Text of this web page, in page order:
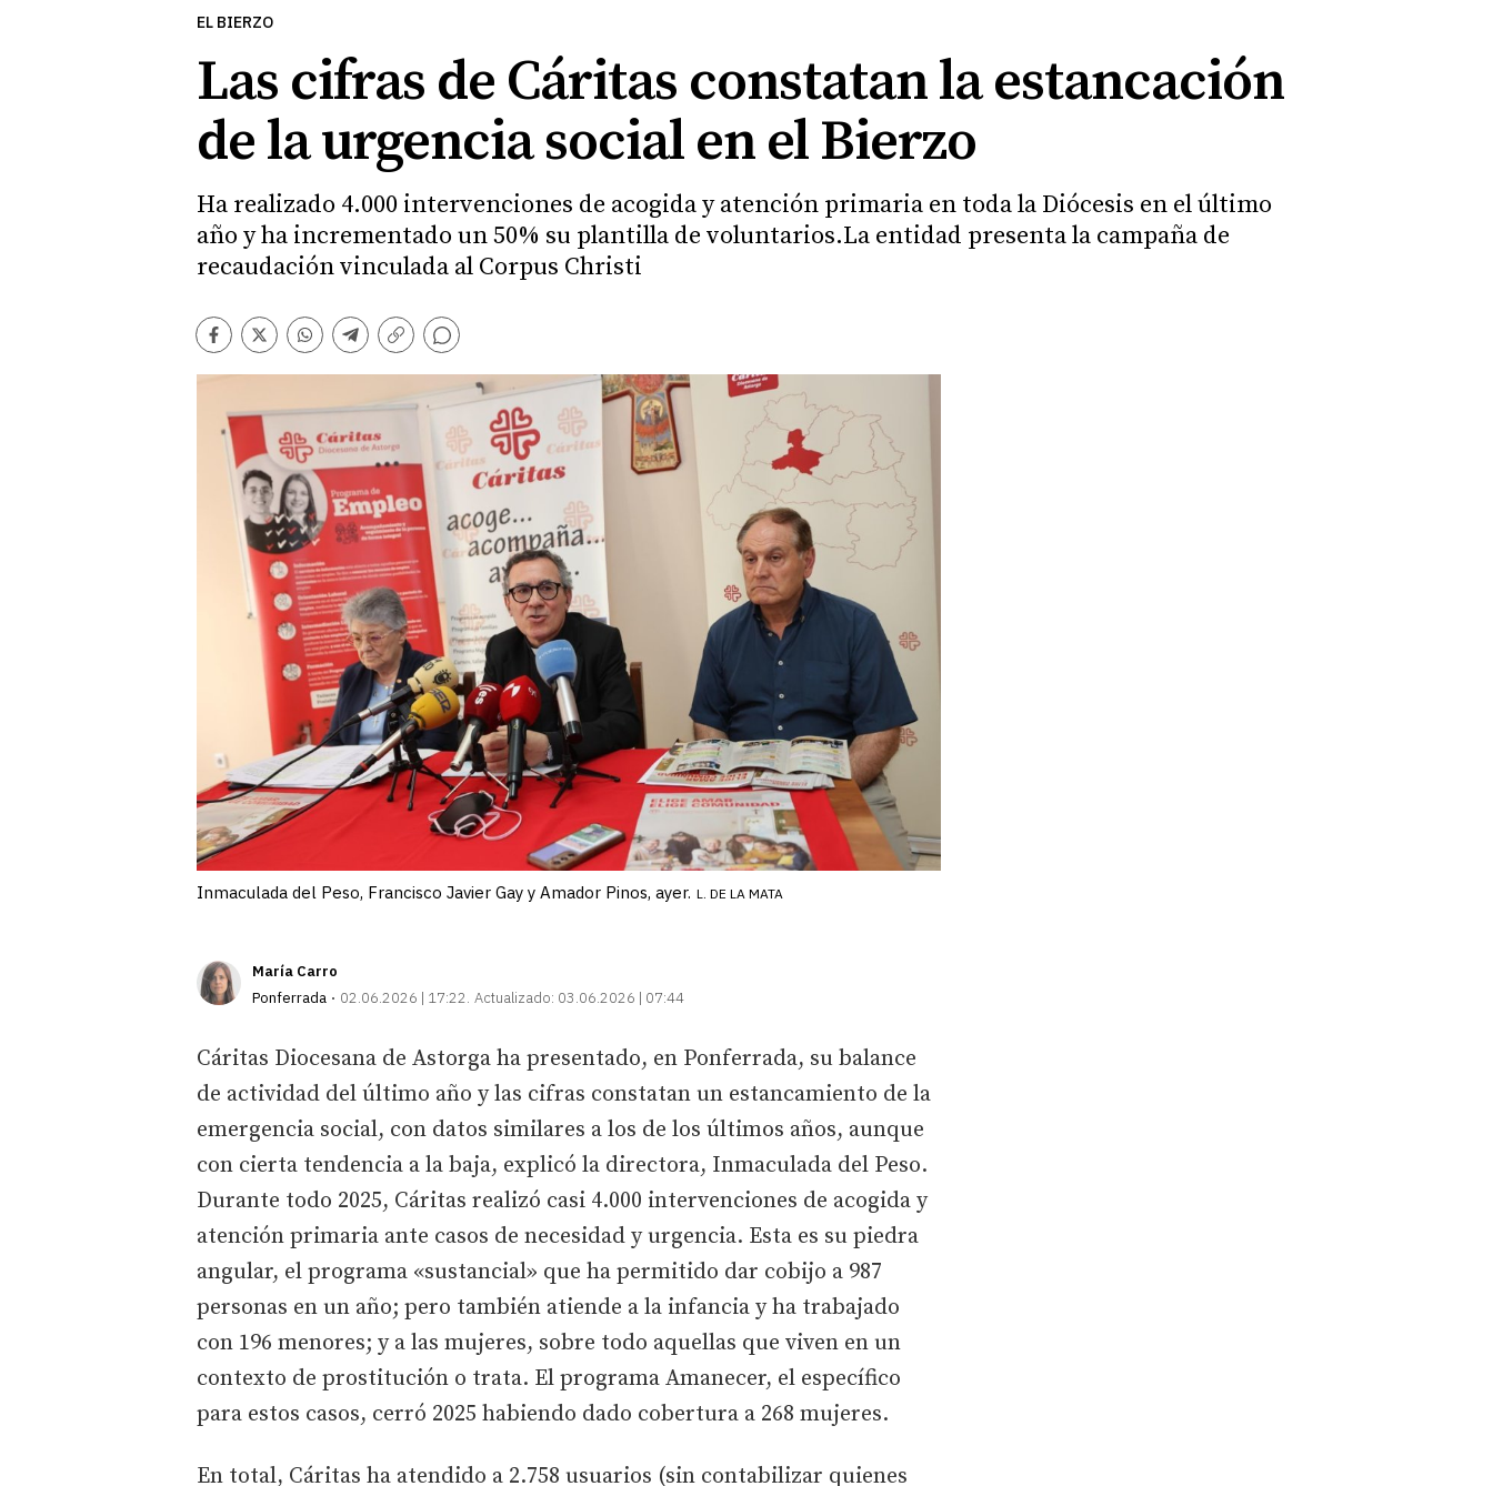
EL BIERZO
Las cifras de Cáritas constatan la estancación
de la urgencia social en el Bierzo
Ha realizado 4.000 intervenciones de acogida y atención primaria en toda la Diócesis en el último
año y ha incrementado un 50% su plantilla de voluntarios.La entidad presenta la campaña de
recaudación vinculada al Corpus Christi
Facebook
TwitterWhatsapp
Telegram
Copiar
enlace
Comentarios
Inmaculada del Peso, Francisco Javier Gay y Amador Pinos, ayer. L. DE LA MATA
María Carro
Ponferrada
02.06.2026 | 17:22 Actualizado: 03.06.2026 | 07:44
Cáritas Diocesana de Astorga ha presentado, en Ponferrada, su balance
de actividad del último año y las cifras constatan un estancamiento de la
emergencia social, con datos similares a los de los últimos años, aunque
con cierta tendencia a la baja, explicó la directora, Inmaculada del Peso.
Durante todo 2025, Cáritas realizó casi 4.000 intervenciones de acogida y
atención primaria ante casos de necesidad y urgencia. Esta es su piedra
angular, el programa «sustancial» que ha permitido dar cobijo a 987
personas en un año; pero también atiende a la infancia y ha trabajado
con 196 menores; y a las mujeres, sobre todo aquellas que viven en un
contexto de prostitución o trata. El programa Amanecer, el específico
para estos casos, cerró 2025 habiendo dado cobertura a 268 mujeres.
En total, Cáritas ha atendido a 2.758 usuarios (sin contabilizar quienes